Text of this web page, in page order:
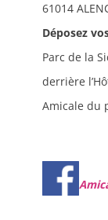
61014
Déposez
Parc de la
derrière
Amicale du